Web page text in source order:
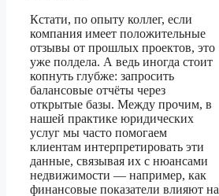
Кстати, по опыту коллег, если
компания имеет положительные
отзывы от прошлых проектов, это
уже полдела. А ведь иногда стоит
копнуть глубже: запросить
балансовые отчёты через
открытые базы. Между прочим, в
нашей практике юридических
услуг мы часто помогаем
клиентам интерпретировать эти
данные, связывая их с нюансами
недвижимости — например, как
финансовые показатели влияют на